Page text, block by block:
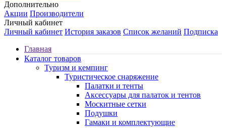
Дополнительно
Акции Производители
Личный кабинет
Личный кабинет История заказов Список желаний Подписка
Главная
Каталог товаров
Туризм и кемпинг
Туристическое снаряжение
Палатки и тенты
Аксессуары для палаток и тентов
Москитные сетки
Подушки
Гамаки и комплектующие